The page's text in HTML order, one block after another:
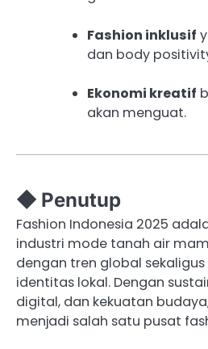
Fashion inklusif
dan body
Ekonomi kreatif
akan menguat.
◆ Penutup
Fashion Indonesia 2025
industri mode tanah air
dengan tren global
identitas lokal. Dengan
digital, dan kekuatan
menjadi salah satu pusat